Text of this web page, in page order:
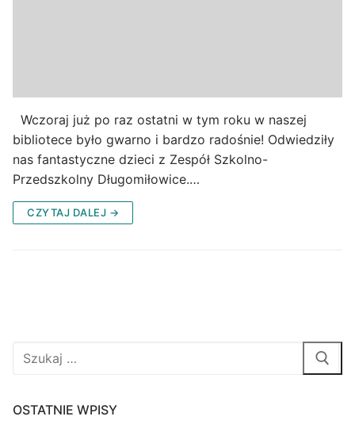
Wczoraj już po raz ostatni w tym roku w naszej
bibliotece było gwarno i bardzo radośnie! Odwiedziły
nas fantastyczne dzieci z Zespół Szkolno-
Przedszkolny Długomiłowice.…
CZYTAJ DALEJ →
OSTATNIE WPISY